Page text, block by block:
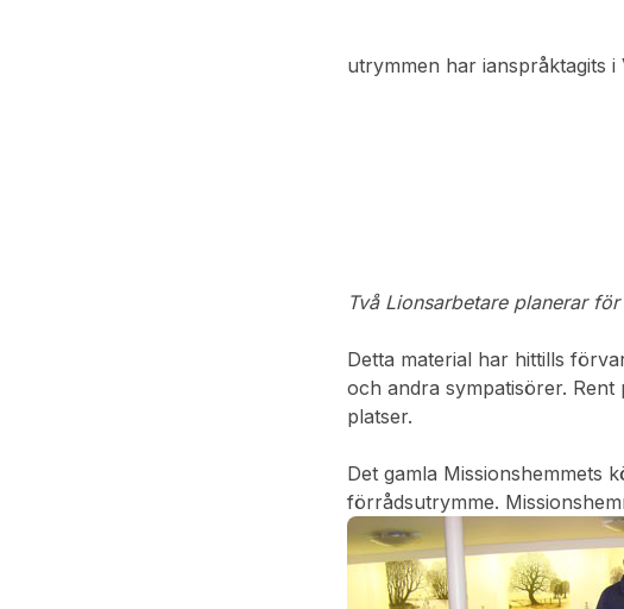
utrymmen har ianspråktagits i
Två Lionsarbetare planerar
Detta material har hittills
och andra sympatisörer.
platser.
Det gamla Missionshemmets
förrådsutrymme.